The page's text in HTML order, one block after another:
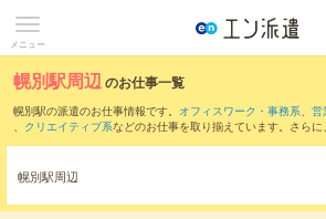
メニュー
幌別駅周辺のお仕事一覧
幌別駅の派遣のお仕事情報です。 オフィスワーク・事務系、 営
、 クリエイティブ系などのお仕事を取り揃えています。さらに、
また、東室蘭駅
確認いただけます。
幌別駅周辺